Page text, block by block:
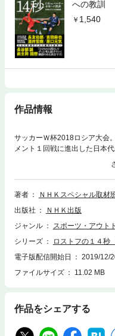
への教訓
1,540
作品情報
サッカーＷ杯2018ロシア大会
メント１回戦に進出した日本
繰り広げる。後半アディショ
日本だったが……。大反響を呼
～日本 vs．ベルギー 知られ
書籍化！長谷部・長友・吉田
著者
ＮＨＫスペシャル取材
出版社
ＮＨＫ出版
ジャンル
スポーツ・アウト
シリーズ
ロストフの１４
電子版配信開始日
2019/12/
ファイルサイズ
11.02 MB
作品をシェアする